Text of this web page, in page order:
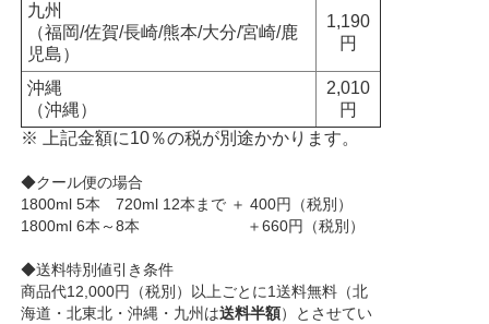
九州
（福岡/佐賀/長崎/熊本/大分/宮崎/鹿
児島）
1,190
円
沖縄
（沖縄）
2,010
円
※ 上記金額に10％の税が別途かかります。
◆クール便の場合
1800ml 5本 720ml 12本まで ＋ 400円（税別）
1800ml 6本～8本 ＋660円（税別）
◆送料特別値引き条件
商品代12,000円（税別）以上ごとに1送料無料（北
海道・北東北・沖縄・九州は送料半額）とさせてい